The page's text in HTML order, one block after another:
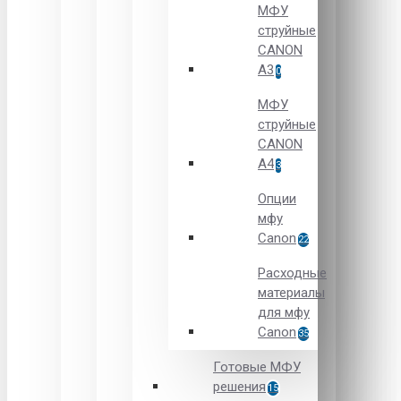
МФУ
струйные
CANON
А3 0
МФУ
струйные
CANON
А4 3
Опции
мфу
Canon 22
Расходные
материалы
для мфу
Canon 35
Готовые МФУ
решения 15